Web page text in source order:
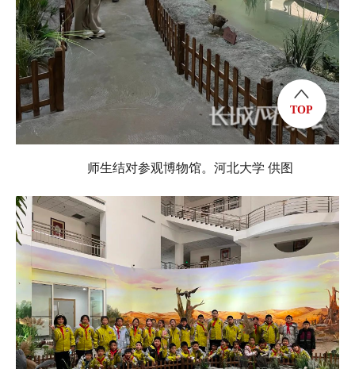
师生结对参观博物馆。河北大学 供图
TOP